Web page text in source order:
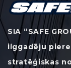
SIA “SAFE
ilggadēju
stratēģiskas